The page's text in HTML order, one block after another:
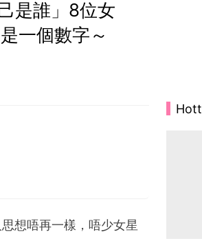
是誰」8位女
一個數字～
想唔再一樣，唔少女星